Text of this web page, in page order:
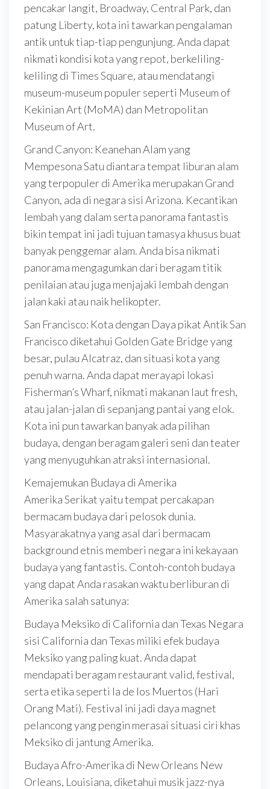
pencakar langit, Broadway, Central Park, dan
patung Liberty, kota ini tawarkan pengalaman
antik untuk tiap-tiap pengunjung. Anda dapat
nikmati kondisi kota yang repot, berkeliling-
keliling di Times Square, atau mendatangi
museum-museum populer seperti Museum of
Kekinian Art (MoMA) dan Metropolitan
Museum of Art.
Grand Canyon: Keanehan Alam yang
Mempesona Satu diantara tempat liburan alam
yang terpopuler di Amerika merupakan Grand
Canyon, ada di negara sisi Arizona. Kecantikan
lembah yang dalam serta panorama fantastis
bikin tempat ini jadi tujuan tamasya khusus buat
banyak penggemar alam. Anda bisa nikmati
panorama mengagumkan dari beragam titik
penilaian atau juga menjajaki lembah dengan
jalan kaki atau naik helikopter.
San Francisco: Kota dengan Daya pikat Antik San
Francisco diketahui Golden Gate Bridge yang
besar, pulau Alcatraz, dan situasi kota yang
penuh warna. Anda dapat merayapi lokasi
Fisherman’s Wharf, nikmati makanan laut fresh,
atau jalan-jalan di sepanjang pantai yang elok.
Kota ini pun tawarkan banyak ada pilihan
budaya, dengan beragam galeri seni dan teater
yang menyuguhkan atraksi internasional.
Kemajemukan Budaya di Amerika
Amerika Serikat yaitu tempat percakapan
bermacam budaya dari pelosok dunia.
Masyarakatnya yang asal dari bermacam
background etnis memberi negara ini kekayaan
budaya yang fantastis. Contoh-contoh budaya
yang dapat Anda rasakan waktu berliburan di
Amerika salah satunya:
Budaya Meksiko di California dan Texas Negara
sisi California dan Texas miliki efek budaya
Meksiko yang paling kuat. Anda dapat
mendapati beragam restaurant valid, festival,
serta etika seperti Ia de los Muertos (Hari
Orang Mati). Festival ini jadi daya magnet
pelancong yang pengin merasai situasi ciri khas
Meksiko di jantung Amerika.
Budaya Afro-Amerika di New Orleans New
Orleans, Louisiana, diketahui musik jazz-nya